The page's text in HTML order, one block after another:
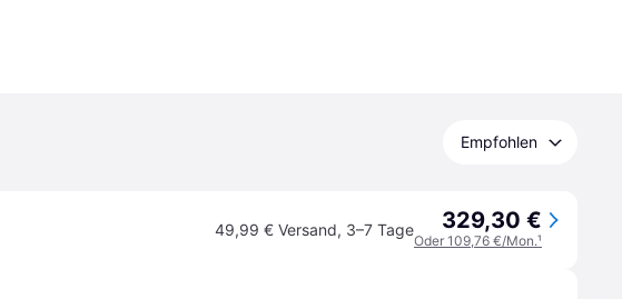
Empfohlen
49,99 € Versand, 3–7 Tage 329,30 €
Oder 109,76 €/Mon.¹